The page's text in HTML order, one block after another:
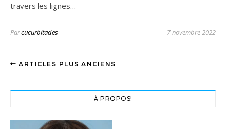
travers les lignes…
Parcucurbitades 7 novembre 2022
ARTICLES PLUS ANCIENS
À PROPOS!